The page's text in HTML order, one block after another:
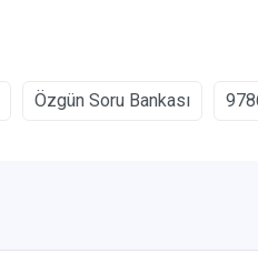
Özgün Soru Bankası